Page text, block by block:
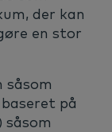
der kan
en stor
såsom
på